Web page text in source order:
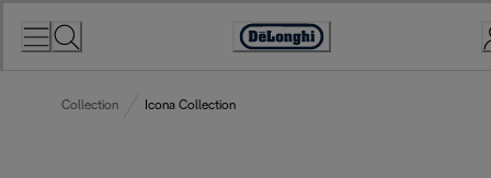
Accessibility
Collection Icona Collection